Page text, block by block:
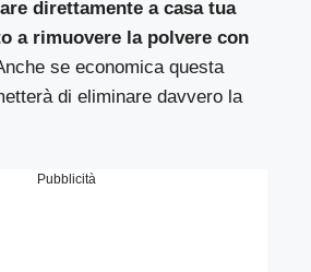
direttamente a casa tua
a rimuovere la polvere con
se economica questa
di eliminare davvero la
Pubblicità